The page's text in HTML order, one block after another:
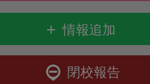
+ 情報追加
閉校報告